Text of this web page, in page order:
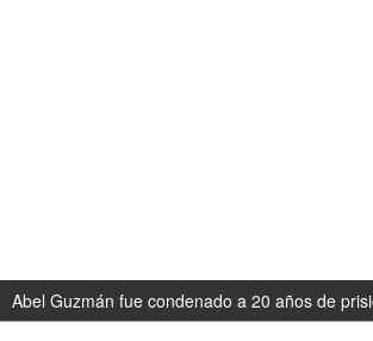
Abel Guzmán fue condenado a 20 años de